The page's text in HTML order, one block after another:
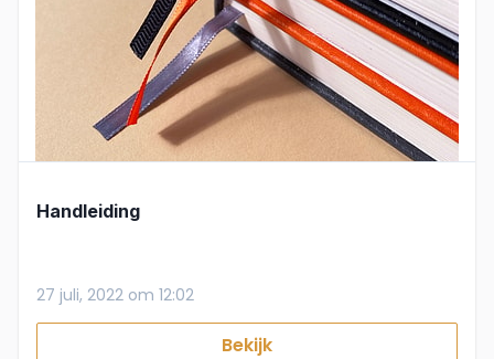
Handleiding
27 juli, 2022 om 12:02
Bekijk